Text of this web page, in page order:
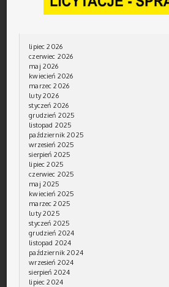
lipiec 2026
czerwiec 2026
maj 2026
kwiecień 2026
marzec 2026
luty 2026
styczeń 2026
grudzień 2025
listopad 2025
październik 2025
wrzesień 2025
sierpień 2025
lipiec 2025
czerwiec 2025
maj 2025
kwiecień 2025
marzec 2025
luty 2025
styczeń 2025
grudzień 2024
listopad 2024
październik 2024
wrzesień 2024
sierpień 2024
lipiec 2024